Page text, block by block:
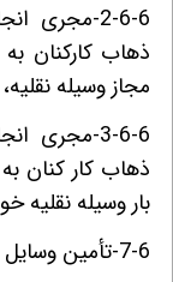
2-6-6-
ذهاب کارکنان
مجاز وسیله
3-6-6-
ذهاب کار کنان
بار وسیله نقلیه
7-6-تأمین وسایل ارتباطی جهت گروه کاری